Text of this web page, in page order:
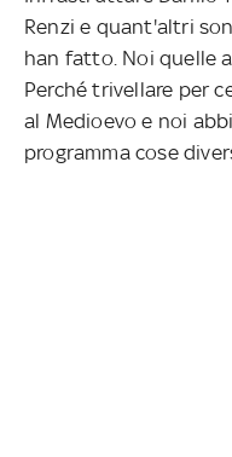
Renzi e quant'altri
han fatto. Noi quelle
Perché trivellare per
al Medioevo e noi
programma cose